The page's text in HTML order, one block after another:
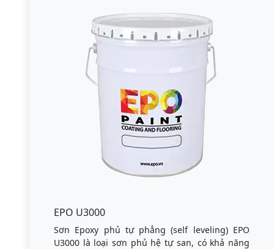
EPO U3000
Sơn Epoxy phủ tự phẳng (self leveling) EPO
U3000 là loại sơn phủ hệ tự san, có khả năng